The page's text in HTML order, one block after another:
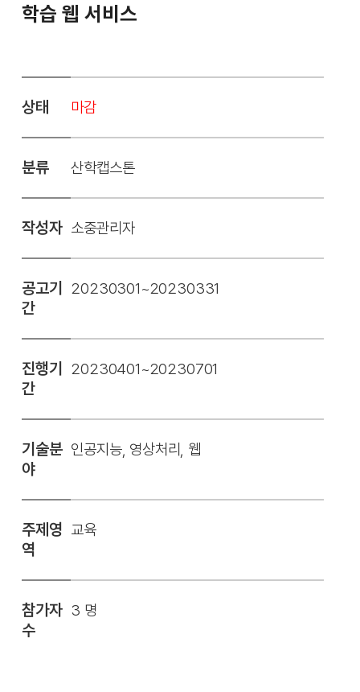
학습 웹 서비스
상태 마감
분류 산학캡스톤
작성자 소중관리자
공고기
간
20230301~20230331
진행기
간
20230401~20230701
기술분
야
인공지능, 영상처리, 웹
주제영
역
교육
참가자
수
3 명